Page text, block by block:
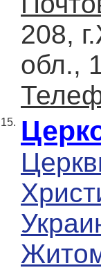
208,
обл.,
15.